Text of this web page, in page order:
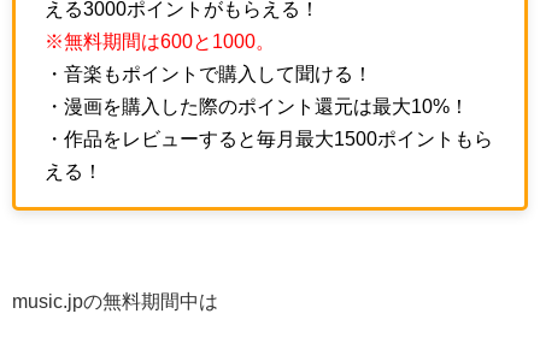
える3000ポイントがもらえる！
※無料期間は600と1000。
・音楽もポイントで購入して聞ける！
・漫画を購入した際のポイント還元は最大10%！
・作品をレビューすると毎月最大1500ポイントもら
える！
music.jpの無料期間中は